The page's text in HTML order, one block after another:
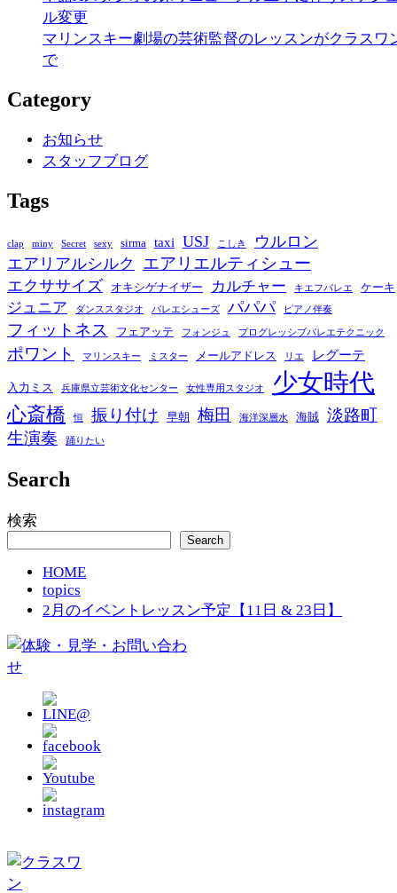
ル変更
マリンスキー劇場の芸術監督のレッスンがクラスワ
で
Category
お知らせ
スタッフブログ
Tags
clap miny Secret sexy sirma taxi USJ こしき
ウルロン
エアリアルシルク
エアリエルティシュー
エクササイズ オキシゲナイザー カルチャー キエフバレエ ケーキ
ジュニア ダンススタジオ バレエシューズ パパパ ピアノ伴奏
フィットネス フェアッテ フォンジュ プログレッシブバレエテクニック
ポワント マリンスキー ミスター メールアドレス リエ レグーテ
入力ミス 兵庫県立芸術文化センター 女性専用スタジオ 少女時代
心斎橋 恒 振り付け 早朝 梅田 海洋深層水 海賊 淡路町
生演奏
踊りたい
Search
検索
Search
HOME
topics
2月のイベントレッスン予定【11日 & 23日】